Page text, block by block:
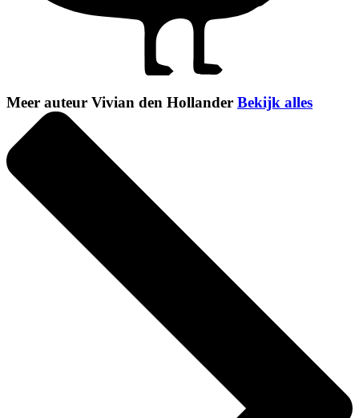
Meer auteur Vivian den Hollander Bekijk alles